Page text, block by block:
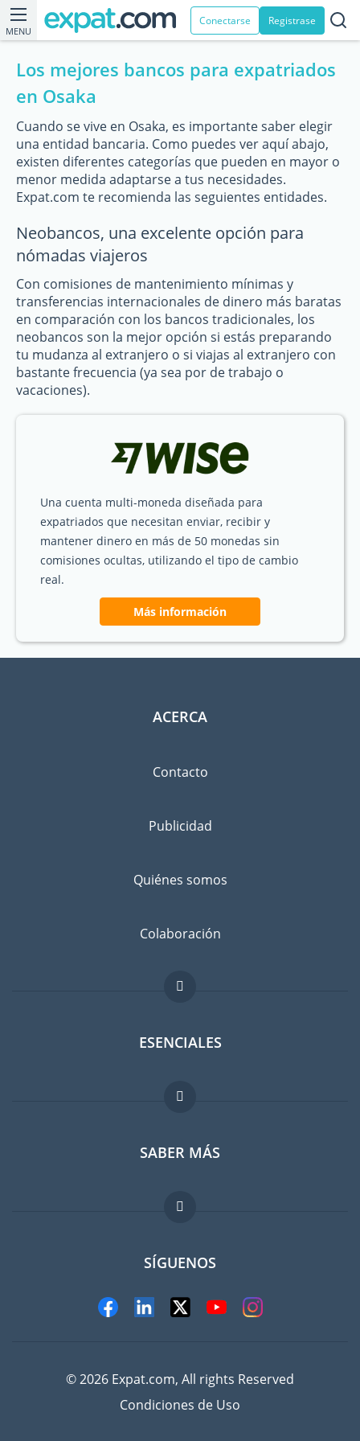
MENU
Conectarse Registrase
Los mejores bancos para expatriados
en Osaka
Cuando se vive en Osaka, es importante saber elegir
una entidad bancaria. Como puedes ver aquí abajo,
existen diferentes categorías que pueden en mayor o
menor medida adaptarse a tus necesidades.
Expat.com te recomienda las seguientes entidades.
Neobancos, una excelente opción para
nómadas viajeros
Con comisiones de mantenimiento mínimas y
transferencias internacionales de dinero más baratas
en comparación con los bancos tradicionales, los
neobancos son la mejor opción si estás preparando
tu mudanza al extranjero o si viajas al extranjero con
bastante frecuencia (ya sea por de trabajo o
vacaciones).
Una cuenta multi-moneda diseñada para
expatriados que necesitan enviar, recibir y
mantener dinero en más de 50 monedas sin
comisiones ocultas, utilizando el tipo de cambio
real.
Más información
ACERCA
Contacto
Publicidad
Quiénes somos
Colaboración
ESENCIALES
Foro para expatriados
Guia para expatriados
Trabajos en el extranjero
SABER MÁS
FAQ
SÍGUENOS
© 2026 Expat.com, All rights Reserved
Condiciones de Uso